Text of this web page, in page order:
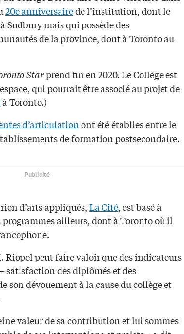
20e anniversairede l’institution, dont le
Sudbury mais qui possède des
de la province, dont à Toronto au
Starprend fin en 2020. Le Collège est
qui pourrait être associé au projet de
à Toronto.)
d’articulationont été établies entre le
de formation postsecondaire.
Publicité
d’arts appliqués,La Cité, est basé à
programmes ailleurs, dont à Toronto où il
Riopel peut faire valoir que des indicateurs
satisfaction des diplômés et des
son dévouement à la cause du collège et
valeur de sa contribution et lui sommes